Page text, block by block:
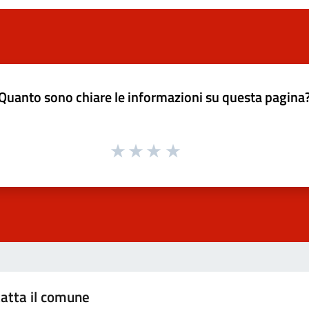
sono chiare le informazioni su questa
il comune